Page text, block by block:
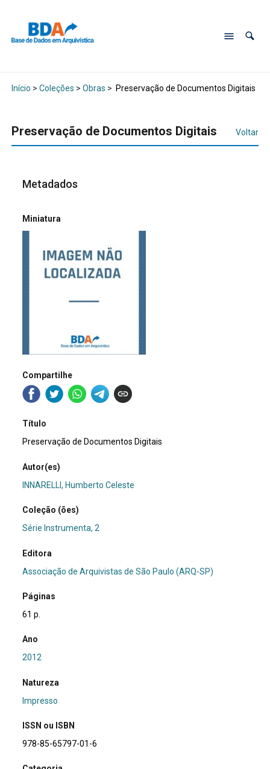
Início > Coleções > Obras > Preservação de Documentos Digitais
Preservação de Documentos Digitais Voltar
Metadados
Miniatura
Compartilhe
Título
Preservação de Documentos Digitais
Autor(es)
INNARELLI, Humberto Celeste
Coleção (ões)
Série Instrumenta, 2
Editora
Associação de Arquivistas de São Paulo (ARQ-SP)
Páginas
61 p.
Ano
2012
Natureza
Impresso
ISSN ou ISBN
978-85-65797-01-6